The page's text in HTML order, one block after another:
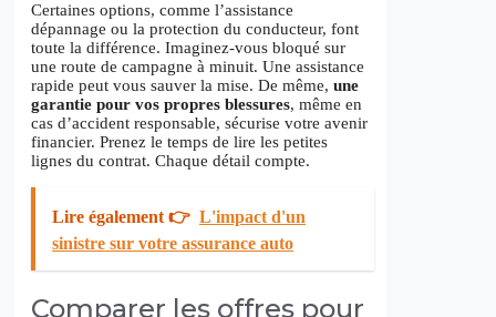
Certaines options, comme l’assistance
dépannage ou la protection du conducteur, font
toute la différence. Imaginez-vous bloqué sur
une route de campagne à minuit. Une assistance
rapide peut vous sauver la mise. De même, une
garantie pour vos propres blessures, même en
cas d’accident responsable, sécurise votre avenir
financier. Prenez le temps de lire les petites
lignes du contrat. Chaque détail compte.
Lire également 👉 L'impact d'un
sinistre sur votre assurance auto
Comparer les offres pour